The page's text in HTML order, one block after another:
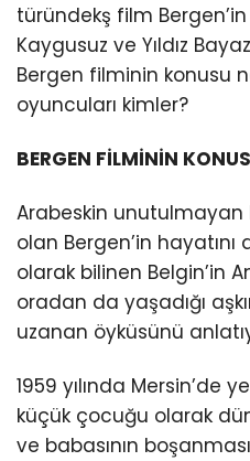
türündekş film
Kaygusuz ve Yıldız
Bergen filminin konusu
oyuncuları kimler?
BERGEN FİLMİNİN
Arabeskin unutulmayan
olan Bergen’in
olarak bilinen Belgin’in
oradan da yaşadığı
uzanan öyküsünü
1959 yılında Mersin’de
küçük çocuğu olarak
ve babasının